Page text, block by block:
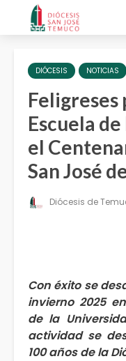
DIÓCESIS NOTICIAS
Escuela
el
San José
Diócesis de
Con éxito se
invierno 2025
de la
actividad se
100 años de la